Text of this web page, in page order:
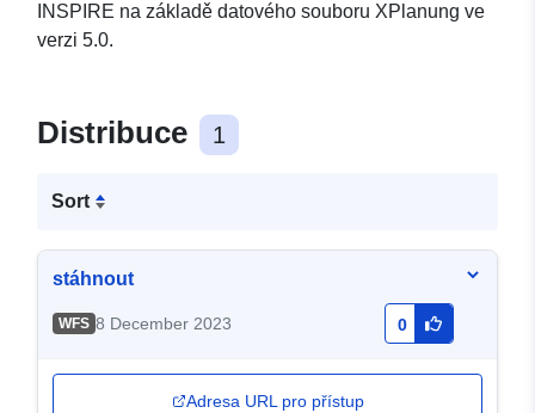
INSPIRE na základě datového souboru XPlanung ve
verzi 5.0.
Distribuce 1
Sort
stáhnout
WFS 8 December 2023 0
Adresa URL pro přístup